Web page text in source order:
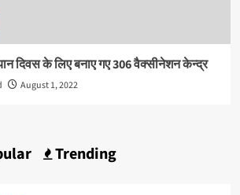
दिवस के लिए बनाए गए 306 वैक्सीनेशन केन्द्र
August 1, 2022
Trending